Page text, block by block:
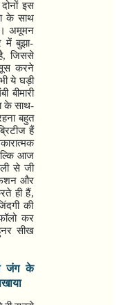
इस
के साथ
अमूमन
में बुझा-
,जिससे
करने
ये घड़ी
बीमारी
के साथ-
बहुत
हैं
आज
से जी
और
ही हैं,
की
कर
सीख
जंग के